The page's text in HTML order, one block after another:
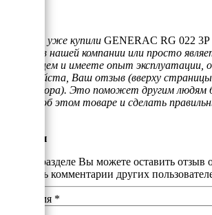
Если Вы уже купили GENERAC RG 022
в нашей компании или просто
владельцем и имеете опыт эксплуатации,
пожалуйста, Ваш отзыв (вверху
генератора). Это поможет другим людям
узнать об этом товаре и сделать
Отзывы
В этом разделе Вы можете оставить отзыв
почитать комментарии других
Ваше имя *